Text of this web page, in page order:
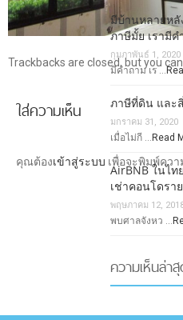
Trackbacks are closed, but you can
ใส่ความเห็น
คุณต้องเข้าสู่ระบบ เพื่อจะพิมพ์ควา
มีบ้านหลายหลั
ภาษีมั้ย เรามีค
กุมภาพันธ์ 1, 2020
มีคำถาม เร …
ภาษีที่ดิน และ
มกราคม 31, 2020
เมื่อไม่กี … Read
AirBNB ในไ
เช่าคอนโดรา
พฤษภาคม 12,
พบศาลจังหว …
ความเห็นล่า